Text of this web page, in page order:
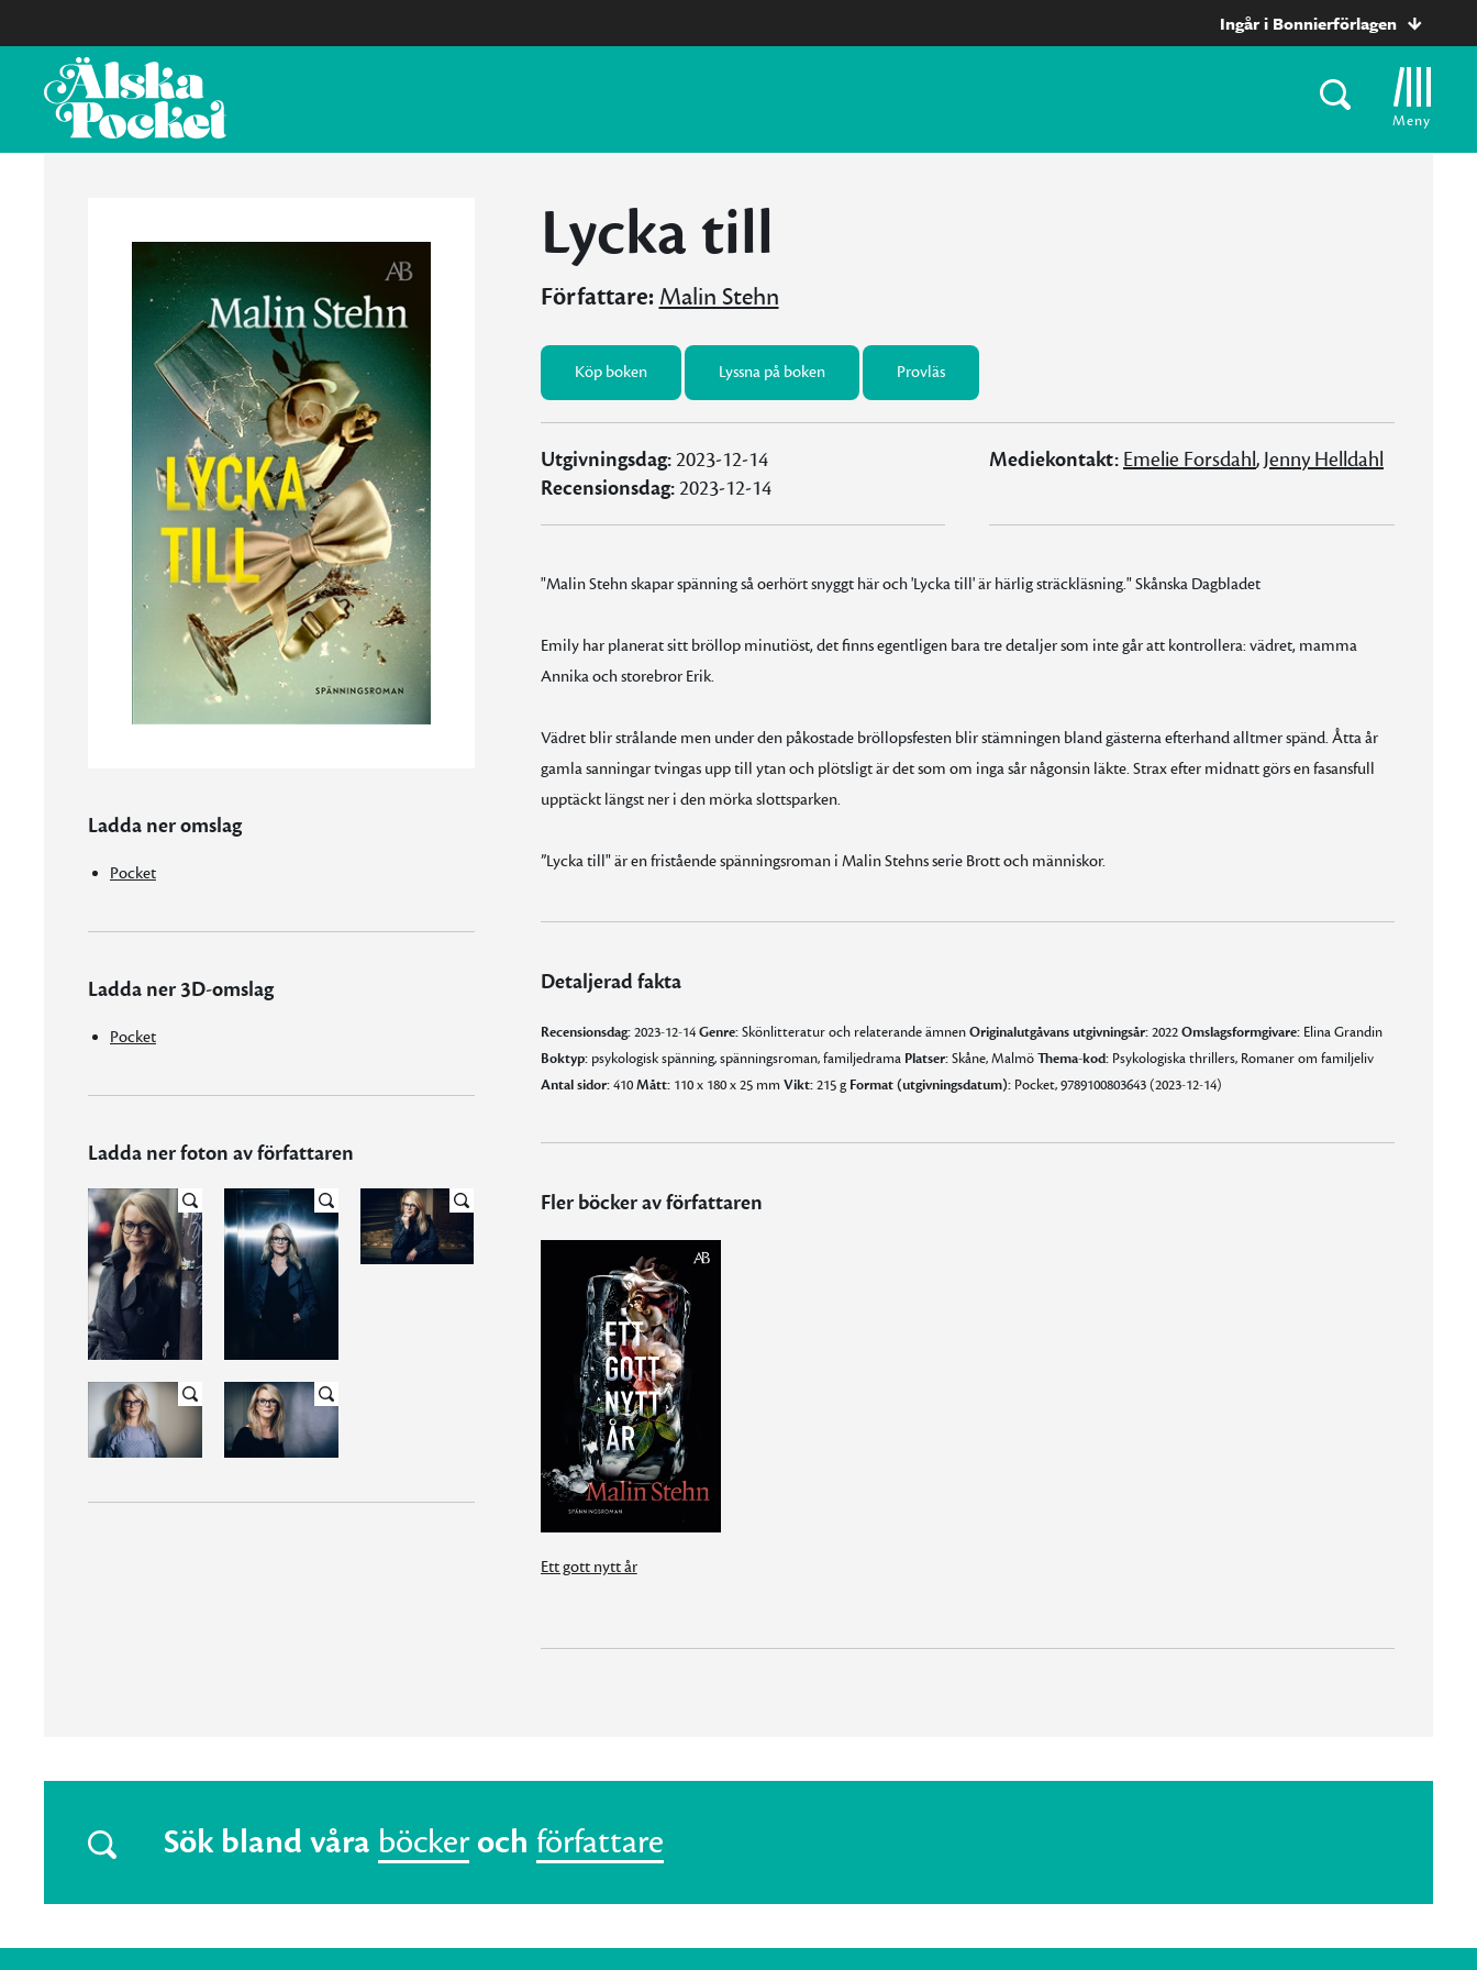
Ingår i Bonnierförlagen
Meny
Ladda ner omslag
Pocket
Ladda ner 3D-omslag
Pocket
Ladda ner foton av författaren
Lycka till
Författare: Malin Stehn
Köp boken Lyssna på boken Provläs
Utgivningsdag:2023-12-14
Recensionsdag:2023-12-14
Mediekontakt: Emelie Forsdahl,Jenny Helldahl
"Malin Stehn skapar spänning så oerhört snyggt här och 'Lycka till' är härlig sträckläsning." Skånska Dagbladet
Emily har planerat sitt bröllop minutiöst, det finns egentligen bara tre detaljer som inte går att kontrollera: vädret, mamma
Annika och storebror Erik.
Vädret blir strålande men under den påkostade bröllopsfesten blir stämningen bland gästerna efterhand alltmer spänd. Åtta år
gamla sanningar tvingas upp till ytan och plötsligt är det som om inga sår någonsin läkte. Strax efter midnatt görs en fasansfull
upptäckt längst ner i den mörka slottsparken.
”Lycka till" är en fristående spänningsroman i Malin Stehns serie Brott och människor.
Detaljerad fakta
Recensionsdag:2023-12-14Genre:Skönlitteratur och relaterande ämnenOriginalutgåvans utgivningsår:2022Omslagsformgivare:Elina Grandin
Boktyp:psykologisk spänning, spänningsroman, familjedrama Platser:Skåne, MalmöThema-kod:Psykologiska thrillers, Romaner om familjeliv
Antal sidor:410Mått:110 x 180 x 25 mmVikt:215 g Format (utgivningsdatum):Pocket, 9789100803643 (2023-12-14)
Fler böcker av författaren
Ett gott nytt år
Sök bland våra böcker och författare